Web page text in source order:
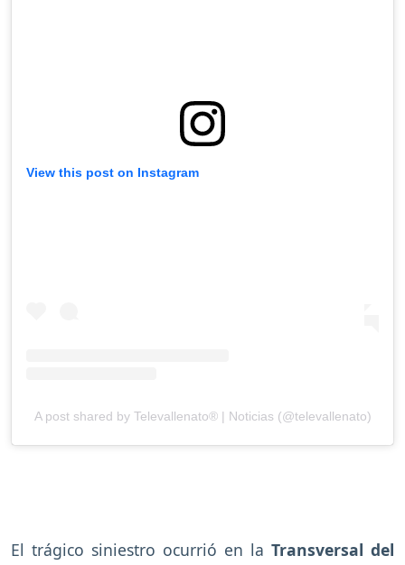
View this post on Instagram
A post shared by Televallenato® | Noticias (@televallenato)
El trágico siniestro ocurrió en la Transversal del